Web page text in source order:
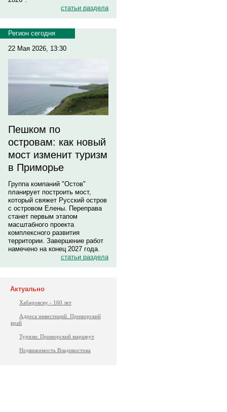
статьи раздела
Регион сегодня
22 Мая 2026, 13:30
Пешком по
островам: как новый
мост изменит туризм
в Приморье
Группа компаний "Остов"
планирует построить мост,
который свяжет Русский остров
с островом Елены. Переправа
станет первым этапом
масштабного проекта
комплексного развития
территории. Завершение работ
намечено на конец 2027 года.
статьи раздела
Актуально
Хабаровску - 160 лет
Адреса инвестиций. Приморский
край
Туризм: Приморский маршрут
Недвижимость Владивостока